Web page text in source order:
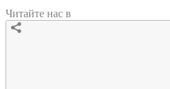
Читайте нас в